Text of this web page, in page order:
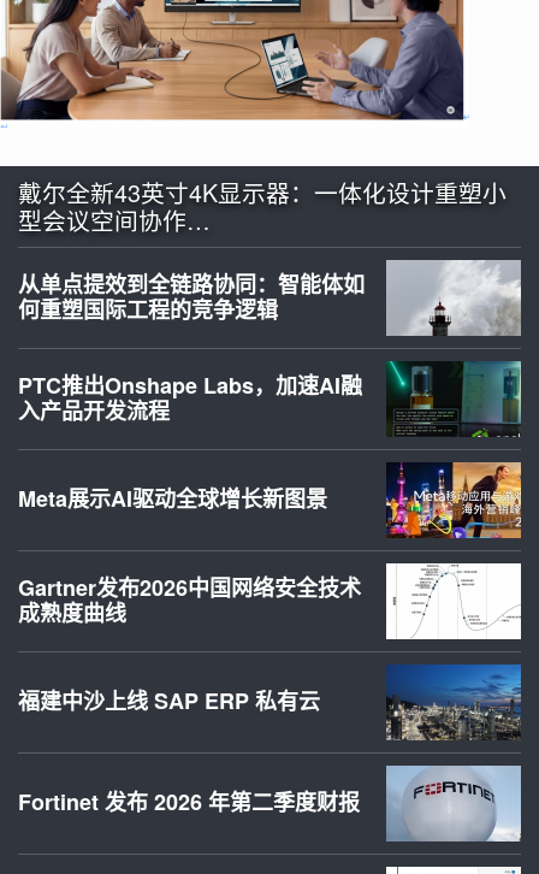
戴尔全新43英寸4K显示器：一体化设计重塑小
型会议空间协作…
从单点提效到全链路协同：智能体如
何重塑国际工程的竞争逻辑
PTC推出Onshape Labs，加速AI融
入产品开发流程
Meta展示AI驱动全球增长新图景
Gartner发布2026中国网络安全技术
成熟度曲线
福建中沙上线 SAP ERP 私有云
Fortinet 发布 2026 年第二季度财报